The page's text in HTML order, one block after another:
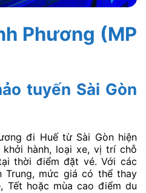
Phương (MP
tuyến Sài Gòn
đi Huế từ Sài Gòn hiện
hành, loại xe, vị trí chỗ
thời điểm đặt vé. Với các
Trung, mức giá có thể thay
Tết hoặc mùa cao điểm du